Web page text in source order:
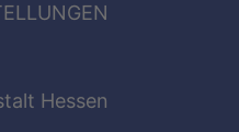
Hessen